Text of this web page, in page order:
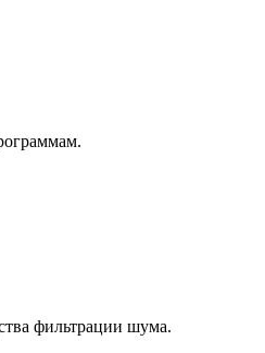
фильтрации шума.